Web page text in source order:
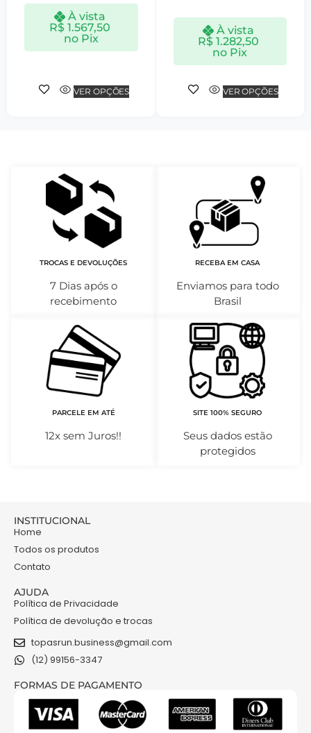
À vista
R$1.567,50
no Pix
VER OPÇÕES
À vista
R$ 1.282,50
no Pix
VER OPÇÕES
TROCAS E DEVOLUÇÕES
7 Dias após o
recebimento
RECEBA EM CASA
Enviamos para todo
Brasil
PARCELE EM ATÉ
12x sem Juros!!
SITE 100% SEGURO
Seus dados estão
protegidos
INSTITUCIONAL
Home
Todos os produtos
Contato
AJUDA
Política de Privacidade
Política de devolução e trocas
topasrun.business@gmail.com
(12) 99156-3347
FORMAS DE PAGAMENTO